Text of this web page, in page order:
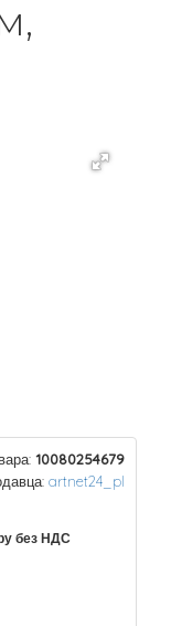
10080254679
artnet24_pl
без НДС